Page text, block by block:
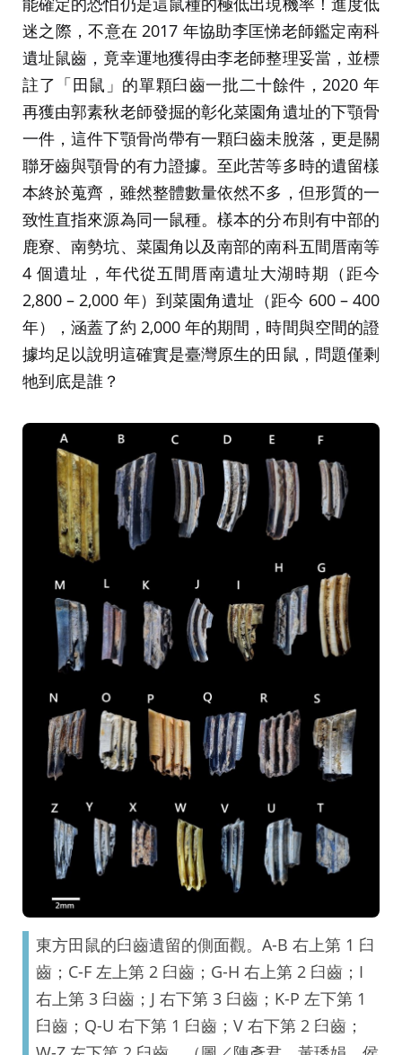
迷之際，不意在 2017 年協助李匡悌老師鑑定南科
遺址鼠齒，竟幸運地獲得由李老師整理妥當，並標
註了「田鼠」的單顆臼齒一批二十餘件，2020 年
再獲由郭素秋老師發掘的彰化菜園角遺址的下顎骨
一件，這件下顎骨尚帶有一顆臼齒未脫落，更是關
聯牙齒與顎骨的有力證據。至此苦等多時的遺留樣
本終於蒐齊，雖然整體數量依然不多，但形質的一
致性直指來源為同一鼠種。樣本的分布則有中部的
鹿寮、南勢坑、菜園角以及南部的南科五間厝南等
4 個遺址，年代從五間厝南遺址大湖時期（距今
2,800 – 2,000 年）到菜園角遺址（距今 600 – 400
年），涵蓋了約 2,000 年的期間，時間與空間的證
據均足以說明這確實是臺灣原生的田鼠，問題僅剩
牠到底是誰？
東方田鼠的臼齒遺留的側面觀。A-B 右上第 1 臼
齒；C-F 左上第 2 臼齒；G-H 右上第 2 臼齒；I
右上第 3 臼齒；J 右下第 3 臼齒；K-P 左下第 1
臼齒；Q-U 右下第 1 臼齒；V 右下第 2 臼齒；